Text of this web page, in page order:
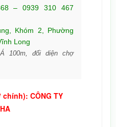
– 0939 310 467
Khóm 2, Phường
Long
100m, đối diện chợ
CÔNG TY